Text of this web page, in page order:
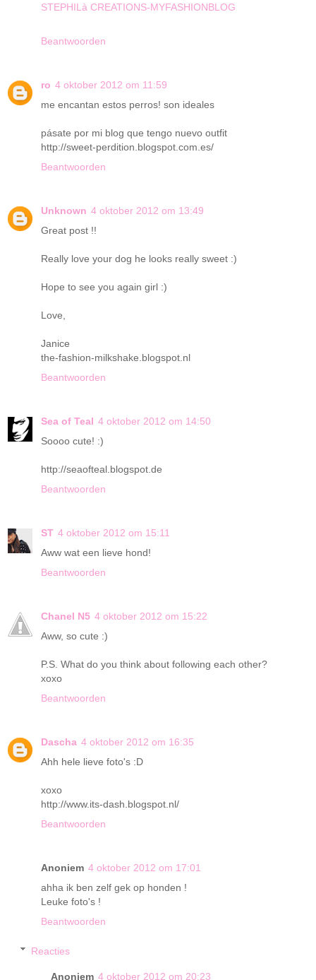
STEPHILà CREATIONS-MYFASHIONBLOG
Beantwoorden
ro 4 oktober 2012 om 11:59
me encantan estos perros! son ideales
pásate por mi blog que tengo nuevo outfit
http://sweet-perdition.blogspot.com.es/
Beantwoorden
Unknown 4 oktober 2012 om 13:49
Great post !!
Really love your dog he looks really sweet :)
Hope to see you again girl :)
Love,
Janice
the-fashion-milkshake.blogspot.nl
Beantwoorden
Sea of Teal 4 oktober 2012 om 14:50
Soooo cute! :)
http://seaofteal.blogspot.de
Beantwoorden
ST 4 oktober 2012 om 15:11
Aww wat een lieve hond!
Beantwoorden
Chanel N5 4 oktober 2012 om 15:22
Aww, so cute :)
P.S. What do you think about following each other?
xoxo
Beantwoorden
Dascha 4 oktober 2012 om 16:35
Ahh hele lieve foto's :D
xoxo
http://www.its-dash.blogspot.nl/
Beantwoorden
Anoniem 4 oktober 2012 om 17:01
ahha ik ben zelf gek op honden !
Leuke foto's !
Beantwoorden
Reacties
Anoniem 4 oktober 2012 om 20:23